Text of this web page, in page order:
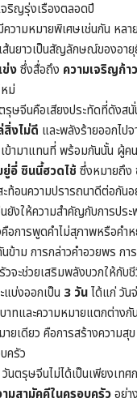
ริญรุ่งเรืองตลอดปี
วามหมายพิเศษเช่นกัน หล
ส้นยาวเป็นสัญลักษณ์ของอา
ข่งซึ่งสื่อถึง ความเจริญก้า
ม่
ษจีนคือเสียงประทัดที่ดังส
สิ่งไม่ดี และพลังร้ายออกไป
ข้ามาแทนที่ พร้อมกันนั้น ผู้ค
ยู่อี่ ซินนี้ฮวดไช้ ซึ่งหมายถึง
ท้อนความปรารถนาดีต่อกัน
ยังให้ความสำคัญกับการปร
การพูดคำไม่สุภาพหรือคำห
ข้าม การกล่าวคำอวยพร ก
วจะช่วยเสริมพลังบวกให้กับ
บ่งออกเป็น 3 วันได้แก่ วัน
าทและความหมายแตกต่าง
ายเดียว คือการสร้างความสุ
ครัว
ตรุษจีนไม่ได้เป็นเพียงเทศ
มสามัคคีในครอบครัวอย่า